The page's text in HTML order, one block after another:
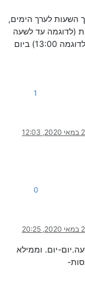
השעות לערך הימים,
(לדוגמה עד לשעה
13:00) ביום ה' השלוחה תעבור. ומשעה מסוימת (לדוגמה 13:00) ביום
1
12:03
0
20:25
יום. וממילא